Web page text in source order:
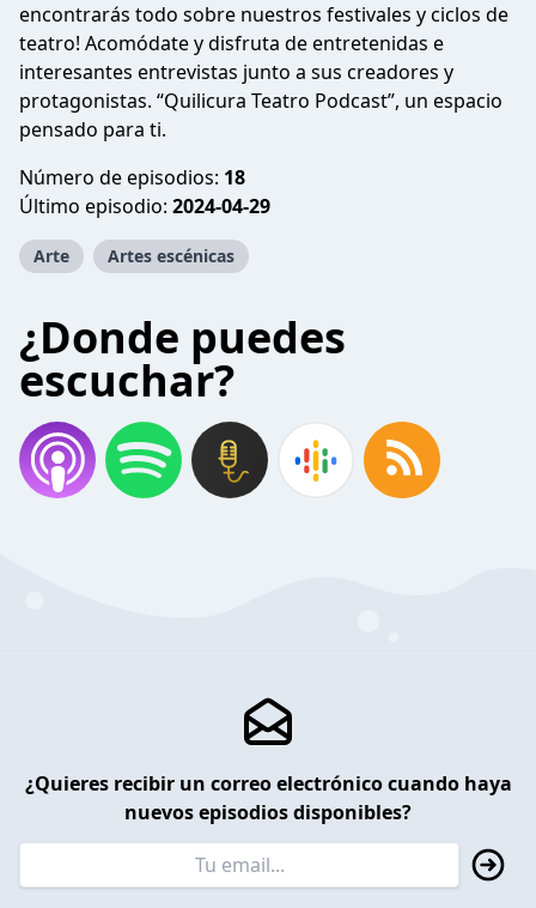
encontrarás todo sobre nuestros festivales y ciclos de
teatro! Acomódate y disfruta de entretenidas e
interesantes entrevistas junto a sus creadores y
protagonistas. “Quilicura Teatro Podcast”, un espacio
pensado para ti.
Número de episodios: 18
Último episodio: 2024-04-29
Arte Artes escénicas
¿Donde puedes
escuchar?
¿Quieres recibir un correo electrónico cuando haya
nuevos episodios disponibles?